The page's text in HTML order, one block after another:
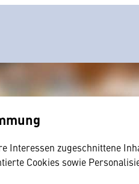
Interessen zugeschnittene
Cookies sowie